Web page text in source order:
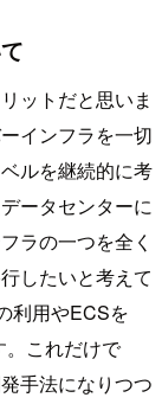
ットだと思いま
インフラを一切
ルを継続的に考
ータセンターに
ラの一つを全く
したいと考えて
利用やECSを
これだけで
手法になりつつ